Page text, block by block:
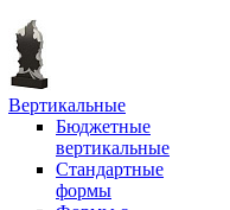
Вертикальные
Бюджетные
вертикальные
Стандартные
формы